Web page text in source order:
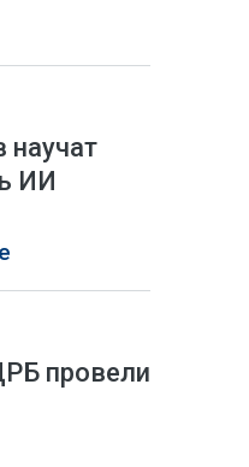
научат
ИИ
провели